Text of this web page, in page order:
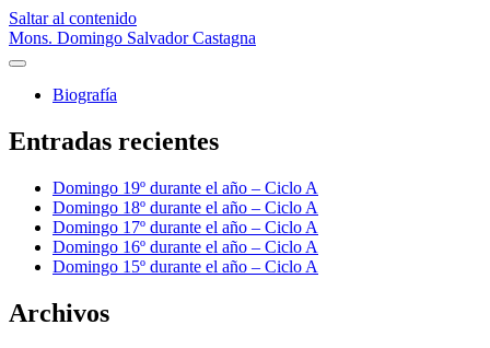
Saltar al contenido
Mons. Domingo Salvador Castagna
abrir
principalBiografía
Barra
Entradas recientes
Domingo 19º durante el año – Ciclo A
Domingo 18º durante el año – Ciclo A
Domingo 17º durante el año – Ciclo A
Domingo 16º durante el año – Ciclo A
Domingo 15º durante el año – Ciclo A
Archivos